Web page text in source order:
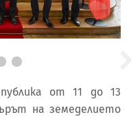
от 11 до 13
на земеделието